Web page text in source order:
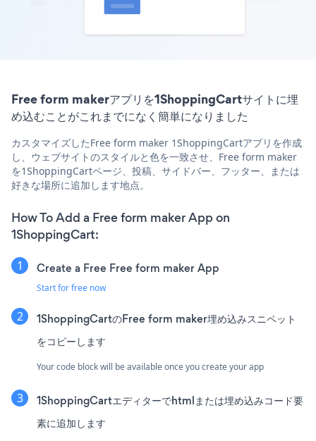
Free form makerアプリを1ShoppingCartサイトに埋
め込むことがこれまでになく簡単になりました
カスタマイズしたFree form maker 1ShoppingCartアプリを作成
し、ウェブサイトのスタイルと色を一致させ、Free form maker
を1ShoppingCartページ、投稿、サイドバー、フッター、または
好きな場所に追加します地点。
How To Add a Free form maker App on
1ShoppingCart:
Create a Free Free form maker App
Start for free now
1ShoppingCartのFree form maker埋め込みスニペット
をコピーします
Your code block will be available once you create your app
1ShoppingCartエディターでhtmlまたは埋め込みコード要
素に追加します